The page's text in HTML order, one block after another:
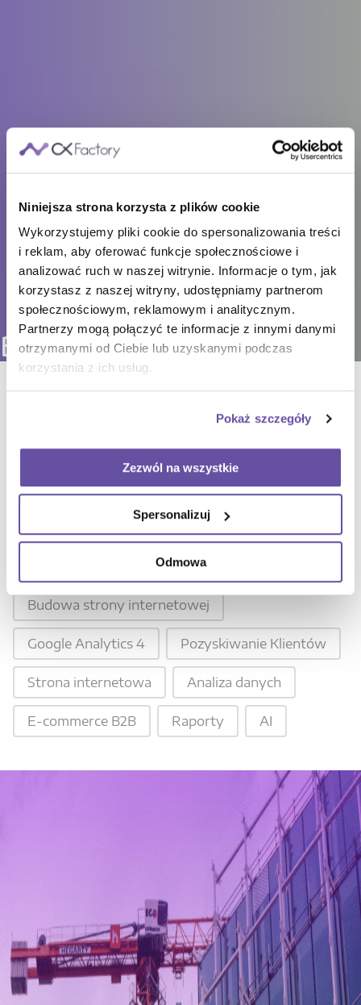
Niniejsza strona korzysta z plików cookie
Wykorzystujemy pliki cookie do spersonalizowania treści
i reklam, aby oferować funkcje społecznościowe i
analizować ruch w naszej witrynie. Informacje o tym, jak
korzystasz z naszej witryny, udostępniamy partnerom
społecznościowym, reklamowym i analitycznym.
Partnerzy mogą połączyć te informacje z innymi danymi
otrzymanymi od Ciebie lub uzyskanymi podczas
korzystania z ich usług.
Pokaż szczegóły
Zezwól na wszystkie
Spersonalizuj
Odmowa
Baza wiedzy
Wybierz kategorię
Wybierz kategorięTechnical Marketing
Budowa strony internetowej
Google Analytics 4 Pozyskiwanie Klientów
Strona internetowa Analiza danych
E-commerce B2B Raporty AI